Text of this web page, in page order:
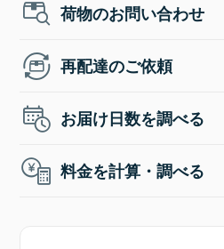
荷物のお問い合わせ
再配達のご依頼
お届け日数を調べる
料金を計算・調べる